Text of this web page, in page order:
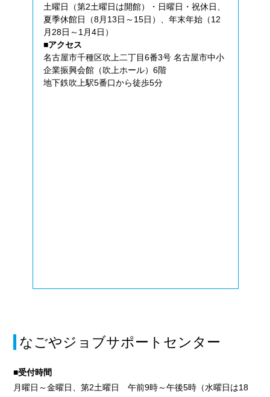
土曜日（第2土曜日は開館）・日曜日・祝休日、
夏季休館日（8月13日～15日）、年末年始（12
月28日～1月4日）
■アクセス
名古屋市千種区吹上二丁目6番3号 名古屋市中小
企業振興会館（吹上ホール）6階
地下鉄吹上駅5番口から徒歩5分
なごやジョブサポートセンター
■受付時間
月曜日～金曜日、第2土曜日 午前9時～午後5時（水曜日は18